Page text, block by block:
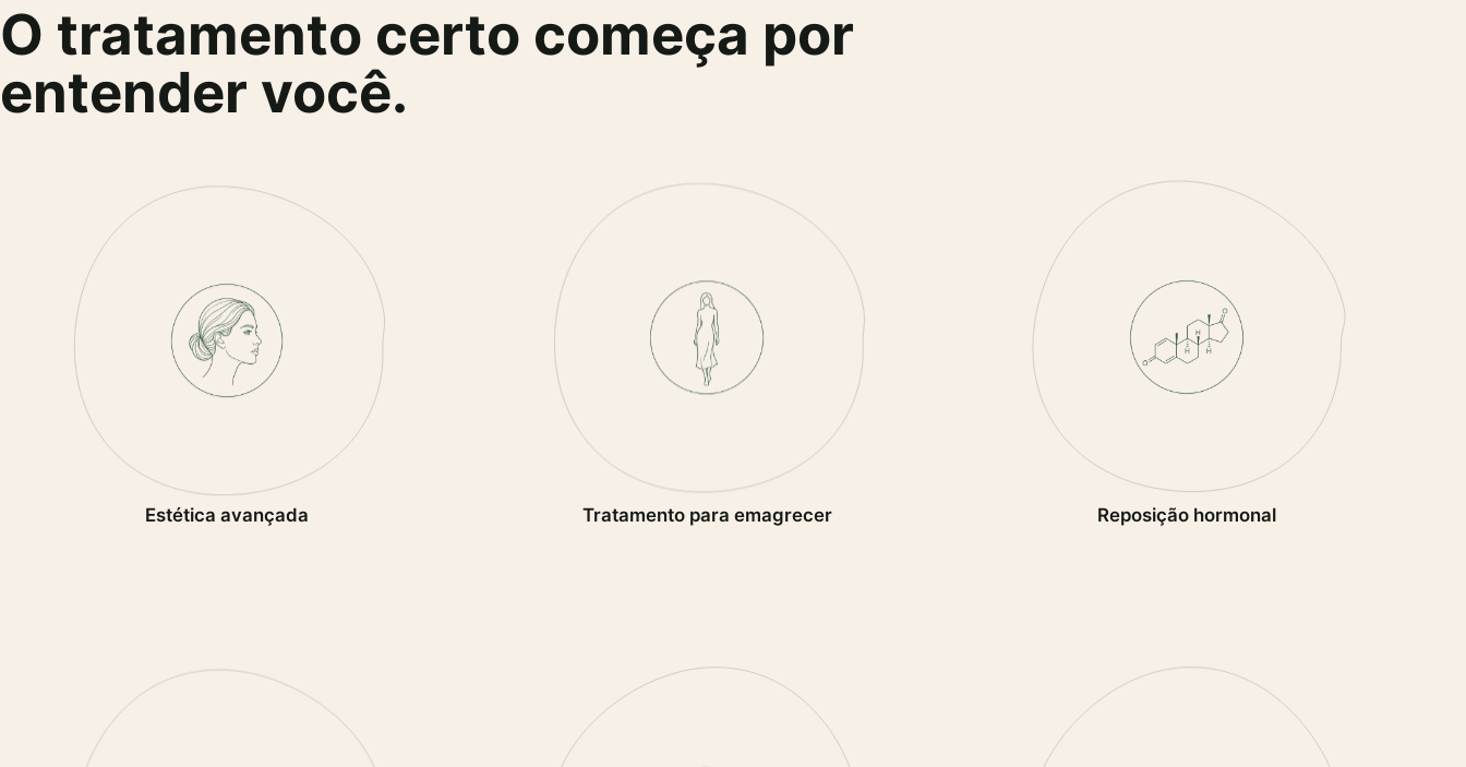
O tratamento certo começa por
entender você.
Estética avançada Tratamento para emagrecer Reposição hormonal